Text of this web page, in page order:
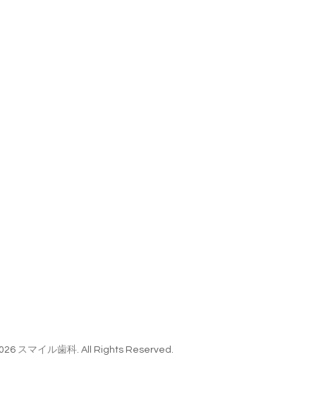
スマイル歯科. All Rights Reserved.